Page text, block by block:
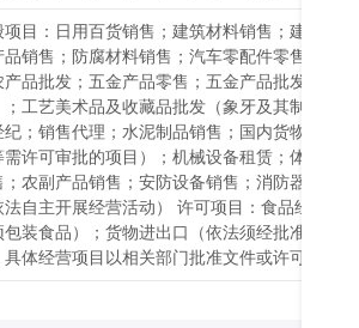
项目：日用百货销售；建筑材料销售；建筑用
品销售；防腐材料销售；汽车零配件零售；电
产品批发；五金产品零售；五金产品批发；工
；工艺美术品及收藏品批发（象牙及其制品除
纪；销售代理；水泥制品销售；国内货物运输
需许可审批的项目）；机械设备租赁；体育用
；农副产品销售；安防设备销售；消防器材销
法自主开展经营活动） 许可项目：食品经营（
包装食品）；货物进出口（依法须经批准的项
具体经营项目以相关部门批准文件或许可证件